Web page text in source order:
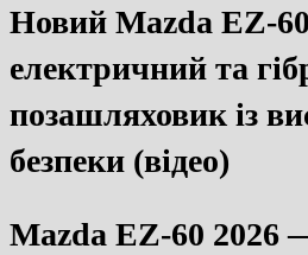
Новий Mazda EZ-
електричний та
позашляховик із
безпеки (відео)
Mazda EZ-60 2026